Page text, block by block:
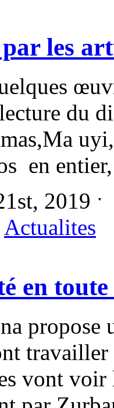
les
du
en
2019 ˑ
Actualites
en
propose
vont voir